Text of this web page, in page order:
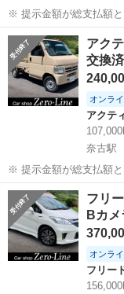
※ 提示金額が総支払額と
まず支払い能力がない
らない質問、値引き交
ださい。もしされた場合
山口 萩市 奈古
アク
交換
オンラ
アクテ
奈古駅
※ 提示金額が総支払額と
まず支払い能力がない
らない質問、値引き交
ださい。もしされた場
山口 萩市 奈古
フリ
Bカ
オンラ
フリー